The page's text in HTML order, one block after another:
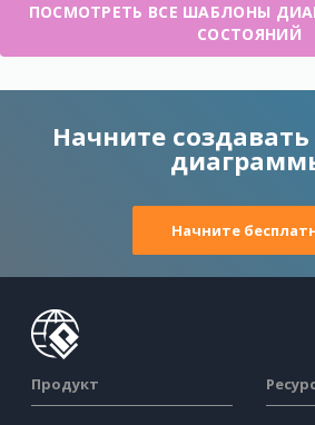
ПОСМОТРЕТЬ ВСЕ ШАБЛОНЫ
СОСТОЯНИЙ
Начните
Начните
Продукт